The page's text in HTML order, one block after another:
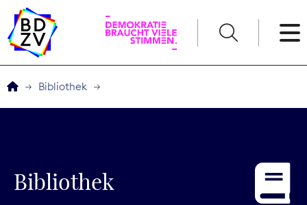
Service
Bibliothek
Bibliothek